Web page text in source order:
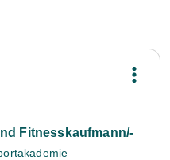
Fitnesskaufmann/-